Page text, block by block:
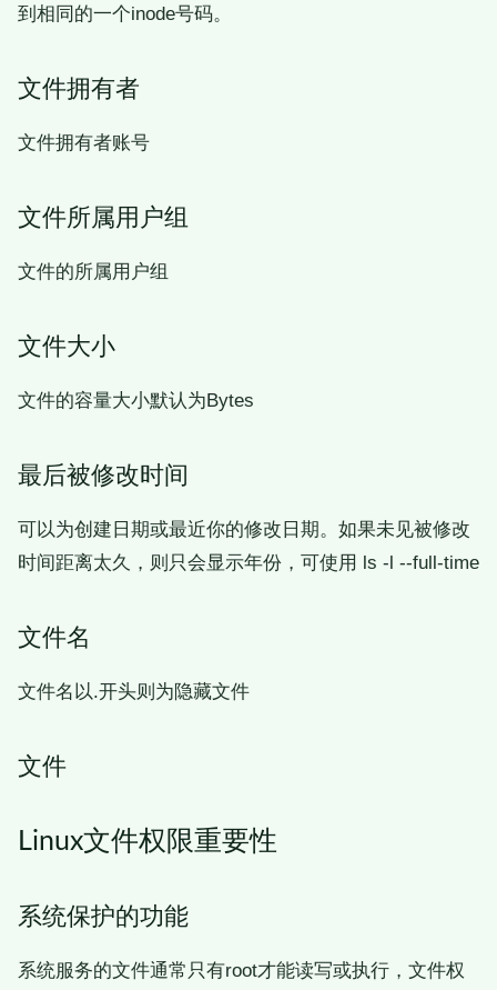
到相同的一个inode号码。
文件拥有者
文件拥有者账号
文件所属用户组
文件的所属用户组
文件大小
文件的容量大小默认为Bytes
最后被修改时间
可以为创建日期或最近你的修改日期。如果未见被修改
时间距离太久，则只会显示年份，可使用 ls -l --full-time
文件名
文件名以.开头则为隐藏文件
文件
Linux文件权限重要性
系统保护的功能
系统服务的文件通常只有root才能读写或执行，文件权